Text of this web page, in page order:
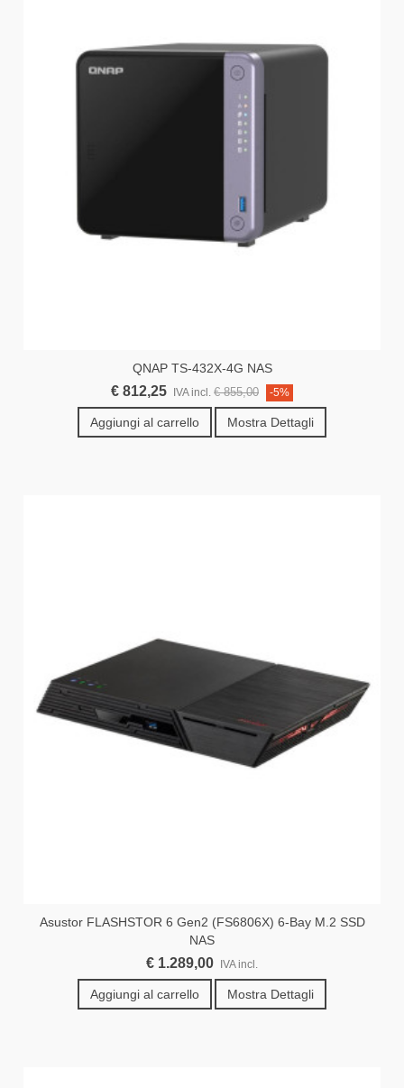
QNAP TS-432X-4G NAS
€ 812,25 IVA incl. € 855,00 -5%
Aggiungi al carrello Mostra Dettagli
Asustor FLASHSTOR 6 Gen2 (FS6806X) 6-Bay M.2 SSD
NAS
€ 1.289,00 IVA incl.
Aggiungi al carrello Mostra Dettagli